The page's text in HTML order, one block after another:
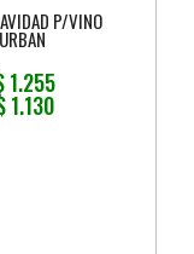
P/VINO
1.255
1.130